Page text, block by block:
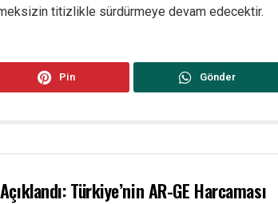
titizlikle sürdürmeye devam edecektir.
Pin Gönder
Türkiye’nin AR-GE Harcaması